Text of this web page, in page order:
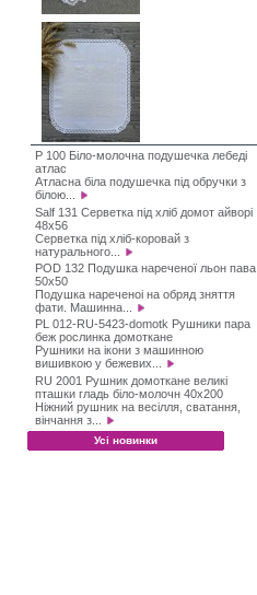
P 100 Біло-молочна подушечка лебеді
атлас
Атласна біла подушечка під обручки з
білою...
Salf 131 Серветка під хліб домот айворі
48х56
Серветка під хліб-коровай з
натурального...
POD 132 Подушка нареченої льон пава
50х50
Подушка нареченоі на обряд зняття
фати. Машинна...
PL 012-RU-5423-domotk Рушники пара
беж рослинка домоткане
Рушники на ікони з машинною
вишивкою у бежевих...
RU 2001 Рушник домоткане великі
пташки гладь біло-молочн 40х200
Ніжний рушник на весілля, сватання,
вінчання з...
Усі новинки